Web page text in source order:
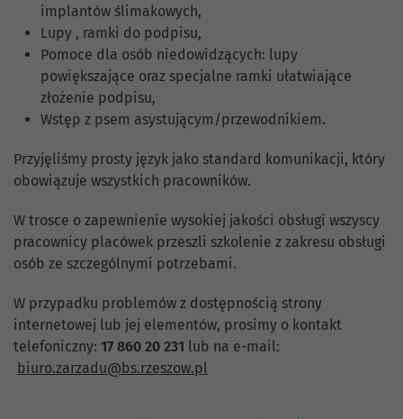
implantów ślimakowych,
Lupy , ramki do podpisu,
Pomoce dla osób niedowidzących: lupy
powiększające oraz specjalne ramki ułatwiające
złożenie podpisu,
Wstęp z psem asystującym/przewodnikiem.
Przyjęliśmy prosty język jako standard komunikacji, który
obowiązuje wszystkich pracowników.
W trosce o zapewnienie wysokiej jakości obsługi wszyscy
pracownicy placówek przeszli szkolenie z zakresu obsługi
osób ze szczególnymi potrzebami.
W przypadku problemów z dostępnością strony
internetowej lub jej elementów, prosimy o kontakt
telefoniczny: 17 860 20 231 lub na e-mail:
biuro.zarzadu@bs.rzeszow.pl